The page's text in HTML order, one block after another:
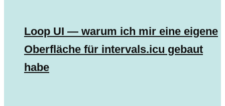
Loop UI — warum ich mir eine eigene
Oberfläche für intervals.icu gebaut
habe